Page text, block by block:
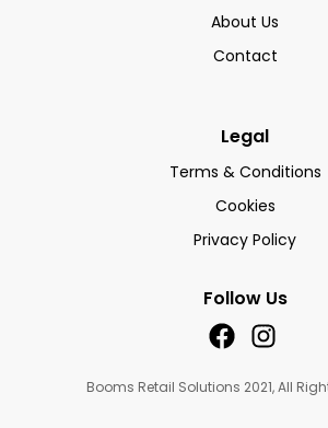
About Us
Contact
Legal
Terms & Conditions
Cookies
Privacy Policy
Follow Us
Booms Retail Solutions 2021, All